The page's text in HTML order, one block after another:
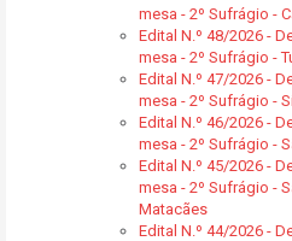
mesa - 2º Sufrágio -
Edital N.º 48/2026 -
mesa - 2º Sufrágio -
Edital N.º 47/2026 -
mesa - 2º Sufrágio -
Edital N.º 46/2026 -
mesa - 2º Sufrágio -
Edital N.º 45/2026 -
mesa - 2º Sufrágio -
Matacães
Edital N.º 44/2026 -